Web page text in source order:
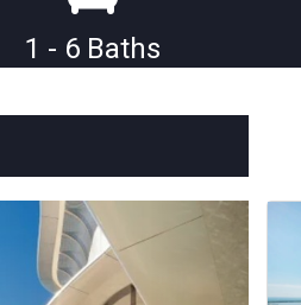
1 - 6 Baths